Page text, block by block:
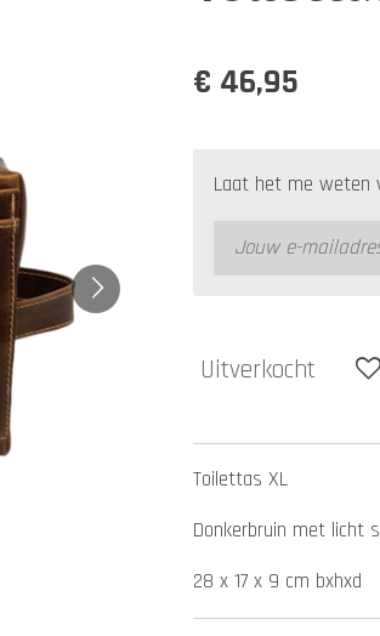
€ 46,95
Laat het me weten
Uitverkocht
Toilettas XL
Donkerbruin met licht
28 x 17 x 9 cm bxhxd